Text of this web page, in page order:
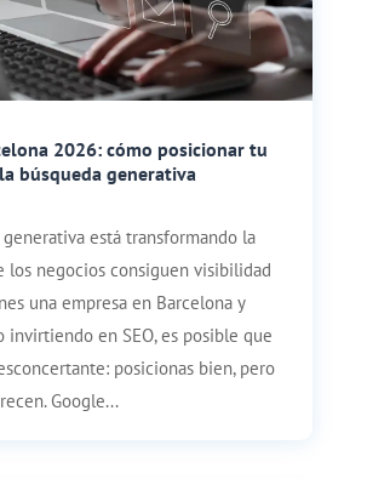
2026: cómo posicionar tu
búsqueda generativa
generativa está transformando la
los negocios consiguen visibilidad
una empresa en Barcelona y
invirtiendo en SEO, es posible que
posicionas bien, pero
Google...